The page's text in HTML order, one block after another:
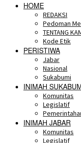
HOME
REDAKSI
Pedoman
TENTANG
Kode Etik
PERISTIWA
Jabar
Nasional
Sukabumi
INIMAH
Komunitas
Legislatif
INIMAH JABAR
Komunitas
Legislatif